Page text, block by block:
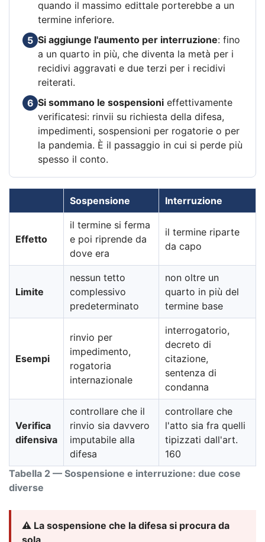
quando il massimo edittale porterebbe a un
termine inferiore.
5 Si aggiunge l'aumento per interruzione: fino
a un quarto in più, che diventa la metà per i
recidivi aggravati e due terzi per i recidivi
reiterati.
6 Si sommano le sospensioni effettivamente
verificatesi: rinvii su richiesta della difesa,
impedimenti, sospensioni per rogatorie o per
la pandemia. È il passaggio in cui si perde più
spesso il conto.
Tabella 2 — Sospensione e interruzione: due cose
diverse
Sospensione Interruzione
Effetto
il termine si ferma
e poi riprende da
dove era
il termine riparte
da capo
Limite
nessun tetto
complessivo
predeterminato
non oltre un
quarto in più del
termine base
Esempi
rinvio per
impedimento,
rogatoria
internazionale
interrogatorio,
decreto di
citazione,
sentenza di
condanna
Verifica
difensiva
controllare che il
rinvio sia davvero
imputabile alla
difesa
controllare che
l'atto sia fra quelli
tipizzati dall'art.
160
⚠️ La sospensione che la difesa si procura da
sola